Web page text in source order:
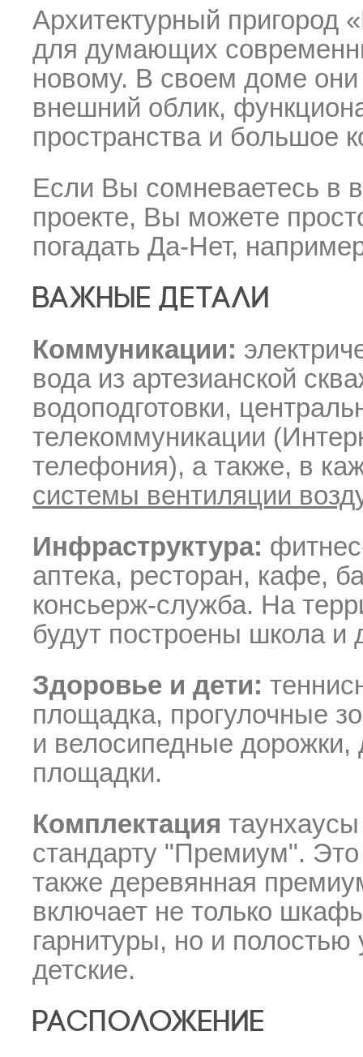
Архитектурный пригород
для думающих
новому. В своем доме
внешний облик,
пространства и большое
Если Вы сомневаетесь в
проекте, Вы можете
погадать Да-Нет,
ВАЖНЫЕ ДЕТАЛИ
Коммуникации:
вода из артезианской
водоподготовки,
телекоммуникации
телефония), а также, в
системы вентиляции
Инфраструктура:
аптека, ресторан, кафе,
консьерж-служба. На
будут построены школа и
Здоровье и дети:
площадка, прогулочные
и велосипедные дорожки,
площадки.
Комплектация
стандарту "Премиум".
также деревянная
включает не только
гарнитуры, но и
детские.
РАСПОЛОЖЕНИЕ